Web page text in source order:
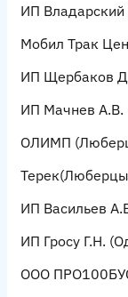
ИП
Мобил Трак
ИП Щербаков
ИП Мачнев А.В.
ОЛИМП
Терек
ИП Васильев
ИП Гросу Г.Н.
ООО